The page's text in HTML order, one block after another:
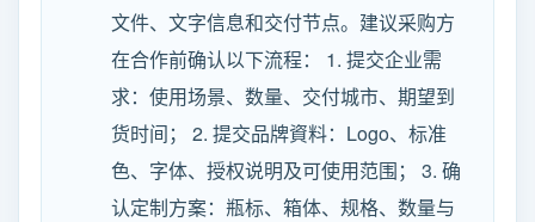
文件、文字信息和交付节点。建议采购方
在合作前确认以下流程： 1. 提交企业需
求：使用场景、数量、交付城市、期望到
货时间； 2. 提交品牌資料：Logo、标准
色、字体、授权说明及可使用范围； 3. 确
认定制方案：瓶标、箱体、规格、数量与